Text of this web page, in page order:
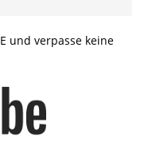
und verpasse keine